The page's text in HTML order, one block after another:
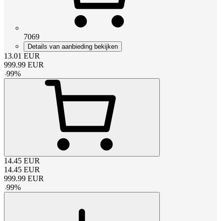
7069
Details van aanbieding bekijken
13.01 EUR
999.99 EUR
-99%
14.45 EUR
14.45 EUR
999.99 EUR
-99%